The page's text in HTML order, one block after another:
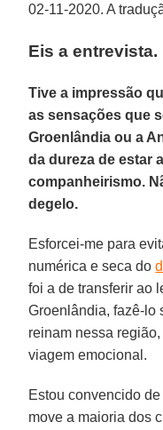
02-11-2020. A
Eis a entrevista.
Tive a impressão
as sensações que
Groenlândia ou a
da dureza de estar
companheirismo.
degelo.
Esforcei-me para
numérica e seca do
foi a de transferir ao
Groenlândia, fazê-lo
reinam nessa
viagem emocional.
Estou convencido
move a maioria dos